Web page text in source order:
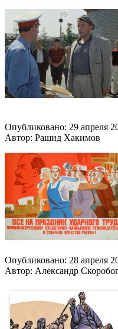
Опубликовано: 29 апреля
Автор: Рашид Хакимов
Опубликовано: 28 апреля
Автор: Александр